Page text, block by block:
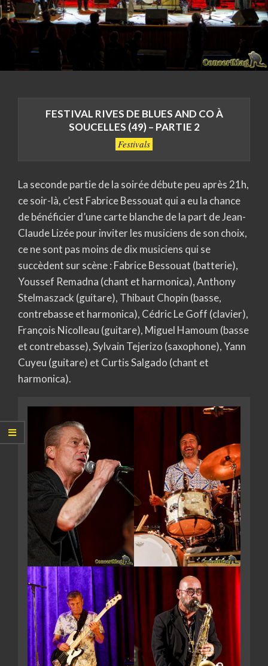
FESTIVAL RIVES DE BLUES AND CO À
SOUCELLES (49) – PARTIE 2
Festivals
La seconde partie de la soirée débute peu après 21h,
ce soir-là, c’est Fabrice Bessouat qui a eu la chance
de bénéficier d’une carte blanche de la part de Jean-
Claude Lizée pour inviter les musiciens de son choix,
ce ne sont pas moins de dix musiciens qui se
succèdent sur scène : Fabrice Bessouat (batterie),
Youssef Remadna (chant et harmonica), Anthony
Stelmaszack (guitare), Thibaut Chopin (basse,
contrebasse et harmonica), Cédric Le Goff (clavier),
François Nicolleau (guitare), Miguel Hamoum (basse
et contrebasse), Sylvain Tejerizo (saxophone), Yann
Cuyeu (guitare) et Curtis Salgado (chant et
harmonica).